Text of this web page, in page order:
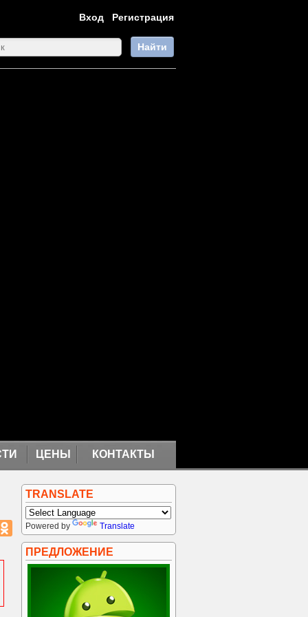
Вход Регистрация
Найти
ЦЕНЫ КОНТАКТЫ
TRANSLATE
Powered by Translate
ПРЕДЛОЖЕНИЕ